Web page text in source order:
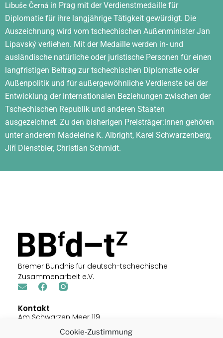
Cookie-Zustimmung
Libuše Černá in Prag mit der Verdienstmedaille für
Diplomatie für ihre langjährige Tätigkeit gewürdigt. Die
Auszeichnung wird vom tschechischen Außenminister Jan
Lipavský verliehen. Mit der Medaille werden in- und
ausländische natürliche oder juristische Personen für einen
langfristigen Beitrag zur tschechischen Diplomatie oder
Außenpolitik und für außergewöhnliche Verdienste bei der
Entwicklung der internationalen Beziehungen zwischen der
Tschechischen Republik und anderen Staaten
ausgezeichnet. Zu den bisherigen Preisträger:innen gehören
unter anderem Madeleine K. Albright, Karel Schwarzenberg,
Jiří Dienstbier, Christian Schmidt.
Bremer Bündnis für deutsch-tschechische
Zusammenarbeit e.V.
Kontakt
Am Schwarzen Meer 119
28205 Bremen